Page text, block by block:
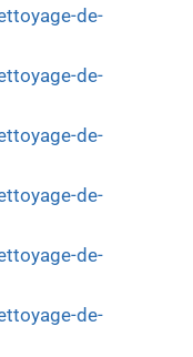
de-
de-
de-
de-
de-
de-